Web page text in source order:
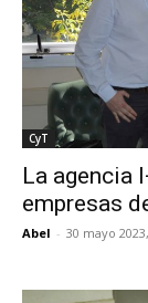
CyT
La agencia
empresas
Abel - 30 mayo